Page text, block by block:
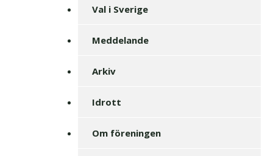
Val i Sverige
Meddelande
Arkiv
Idrott
Om föreningen